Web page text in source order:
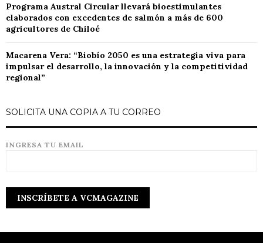
Programa Austral Circular llevará bioestimulantes
elaborados con excedentes de salmón a más de 600
agricultores de Chiloé
Macarena Vera: “Biobío 2050 es una estrategia viva para
impulsar el desarrollo, la innovación y la competitividad
regional”
SOLICITA UNA COPIA A TU CORREO
INGRESA TU EMAIL